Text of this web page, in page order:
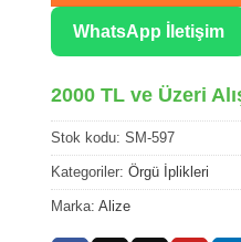
WhatsApp İletişim
2000 TL ve Üzeri
Stok kodu: SM-597
Kategoriler: Örgü İplikleri
Marka: Alize